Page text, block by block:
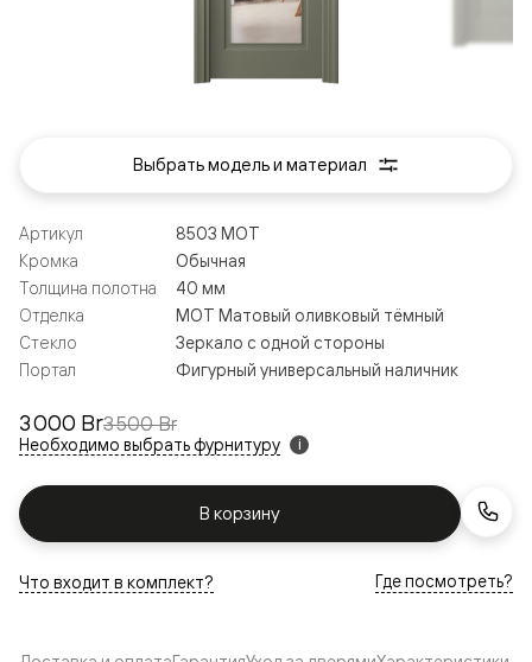
3 000 Br3 500 Br
Необходимо выбрать фурнитуру i
В корзину
Артикул
8503 МОТ
Кромка
Обычная
Толщина полотна
40 мм
Отделка
МОТ Матовый оливковый тёмный
Стекло
Зеркало с одной стороны
Портал
Фигурный универсальный наличник
Что входит в комплект? Где посмотреть?
Выбрать модель и материал